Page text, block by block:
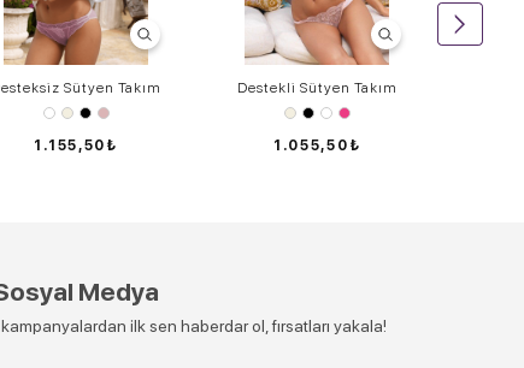
Sütyen Takım
1.155,50₺
Destekli Sütyen Takım
1.055,50₺
Medya
ilk sen haberdar ol, fırsatları yakala!